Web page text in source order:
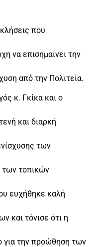
που
να επισημαίνει την
από την Πολιτεία.
κ. Γκίκα και ο
και διαρκή
των
των τοπικών
ευχήθηκε καλή
και τόνισε ότι η
για την προώθηση των